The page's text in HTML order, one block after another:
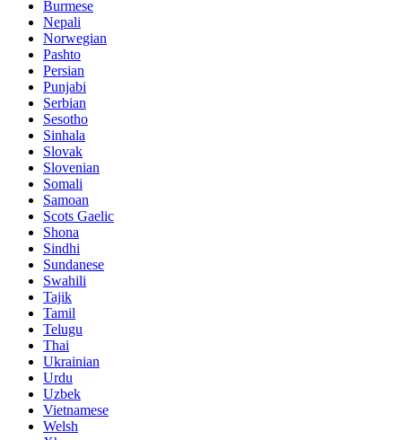
Burmese
Nepali
Norwegian
Pashto
Persian
Punjabi
Serbian
Sesotho
Sinhala
Slovak
Slovenian
Somali
Samoan
Scots Gaelic
Shona
Sindhi
Sundanese
Swahili
Tajik
Tamil
Telugu
Thai
Ukrainian
Urdu
Uzbek
Vietnamese
Welsh